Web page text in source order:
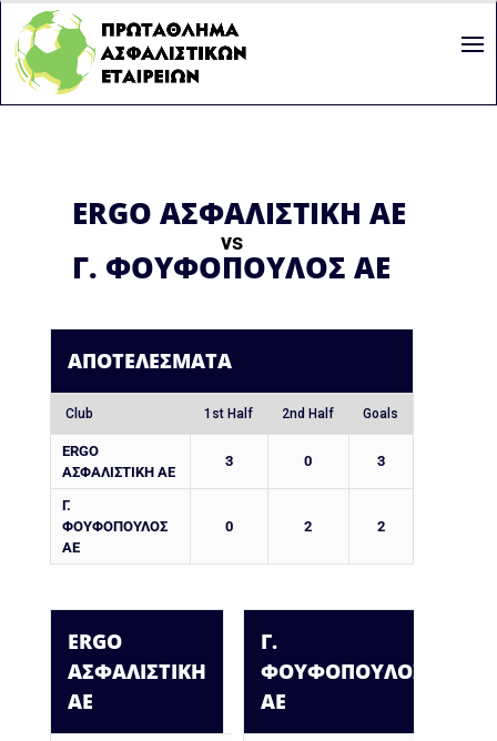
ERGO ΑΣΦΑΛΙΣΤΙΚΗ ΑΕ
vs
Γ. ΦΟΥΦΟΠΟΥΛΟΣ ΑΕ
ΑΠΟΤΕΛΈΣΜΑΤΑ
Club 1st Half 2nd Half Goals
ERGO
ΑΣΦΑΛΙΣΤΙΚΗ ΑΕ
3 0 3
Γ.
ΦΟΥΦΟΠΟΥΛΟΣ
ΑΕ
0 2 2
ERGO
ΑΣΦΑΛΙΣΤΙΚΗ
ΑΕ
Γ.
ΦΟΥΦΟΠΟΥΛΟΣ
ΑΕ